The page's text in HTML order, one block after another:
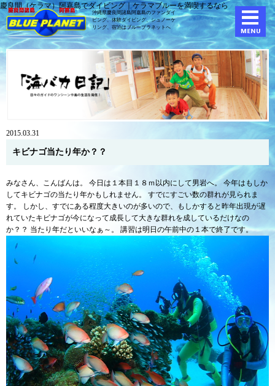
慶良間（ケラマ）阿嘉島でダイビング｜ケラマブルーを満喫するなら
沖縄県慶良間諸島阿嘉島のファンダイ
ビング、体験ダイビング、シュノーケ
リング、宿泊はブループラネットへ
2015.03.31
キビナゴ当たり年か？？
みなさん、こんばんは。 今日は１本目１８ｍ以内にして男岩へ。 今年はもしか
してキビナゴの当たり年かもしれません。 すでにすごい数の群れが見られま
す。 しかし、すでにある程度大きいのが多いので、もしかすると昨年出現が遅
れていたキビナゴが今になって成長して大きな群れを成しているだけなの
か？？ 当たり年だといいなぁ～。 講習は明日の午前中の１本で終了です。